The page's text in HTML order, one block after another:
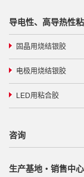
导电性、高导热性
固晶用烧结银胶
电极用烧结银胶
LED用粘合胶
咨询
生产基地・销售中